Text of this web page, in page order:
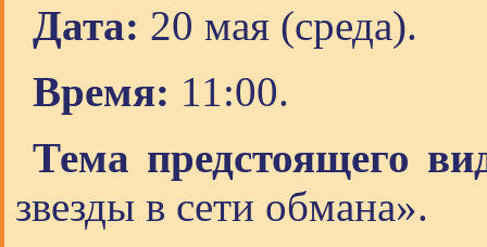
Дата: 20 мая (среда).
Время: 11:00.
Тема предстоящего
звезды в сети обмана».